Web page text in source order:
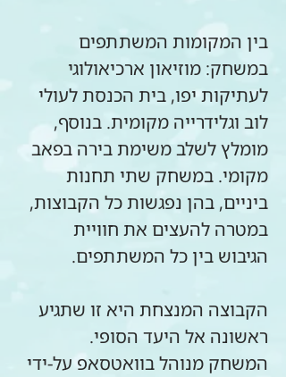
בין המקומות המשתתפים
במשחק: מוזיאון ארכיאולוגי
לעתיקות יפו, בית הכנסת לעולי
לוב וגלידרייה מקומית. בנוסף,
מומלץ לשלב משימת בירה בפאב
מקומי. במשחק שתי תחנות
ביניים, בהן נפגשות כל הקבוצות,
במטרה להעצים את חוויית
הגיבוש בין כל המשתתפים.
הקבוצה המנצחת היא זו שתגיע
ראשונה אל היעד הסופי.
המשחק מנוהל בוואטסאפ על-ידי